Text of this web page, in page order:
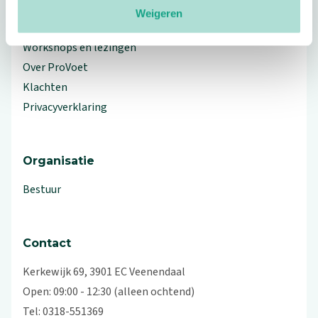
Weigeren
Workshops en lezingen
Over ProVoet
Klachten
Privacyverklaring
Organisatie
Bestuur
Contact
Kerkewijk 69, 3901 EC Veenendaal
Open: 09:00 - 12:30 (alleen ochtend)
Tel: 0318-551369